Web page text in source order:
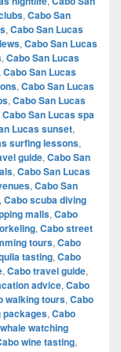
, Cabo San
, Cabo San Lucas
, Cabo San Lucas
, Cabo San Lucas
Cabo San Lucas
, Cabo San Lucas
, Cabo San Lucas
Cabo San Lucas spa
Lucas sunset,
surfing lessons,
guide, Cabo San
, Cabo San Lucas
, Cabo San
, Cabo scuba diving
malls, Cabo
, Cabo street
tours, Cabo
tasting, Cabo
, Cabo travel guide,
advice, Cabo
walking tours, Cabo
packages, Cabo
watching
wine tasting,